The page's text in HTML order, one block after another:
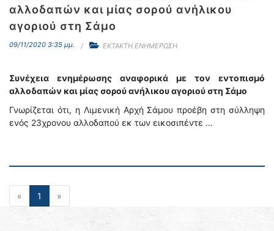
αλλοδαπών και μίας σορού ανήλικου
αγοριού στη Σάμο
09/11/2020 3:35 μμ. ΕΚΤΑΚΤΗ ΕΝΗΜΕΡΩΣΗ
Συνέχεια ενημέρωσης αναφορικά με τον εντοπισμό
αλλοδαπών και μίας σορού ανήλικου αγοριού στη Σάμο
Γνωρίζεται ότι, η Λιμενική Αρχή Σάμου προέβη στη σύλληψη
ενός 23χρονου αλλοδαπού εκ των εικοσιπέντε …
« 1 »